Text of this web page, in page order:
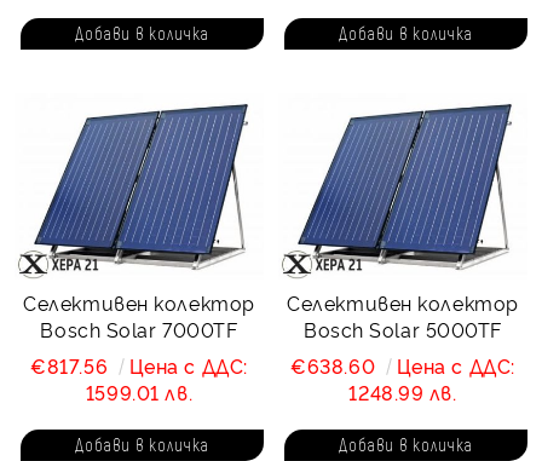
Селективен колектор
Bosch Solar 7000TF
€817.56
Цена с ДДС:
1599.01 лв.
Селективен колектор
Bosch Solar 5000TF
€638.60
Цена с ДДС:
1248.99 лв.